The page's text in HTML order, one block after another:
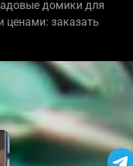
домики для
ценами: заказать